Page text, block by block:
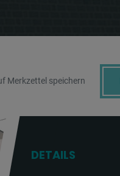
Merkzettel speichern
DETAILS